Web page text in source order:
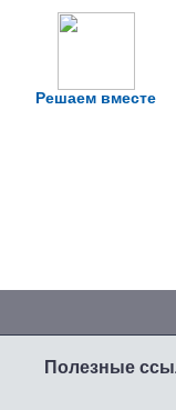
Решаем вместе
Полезные